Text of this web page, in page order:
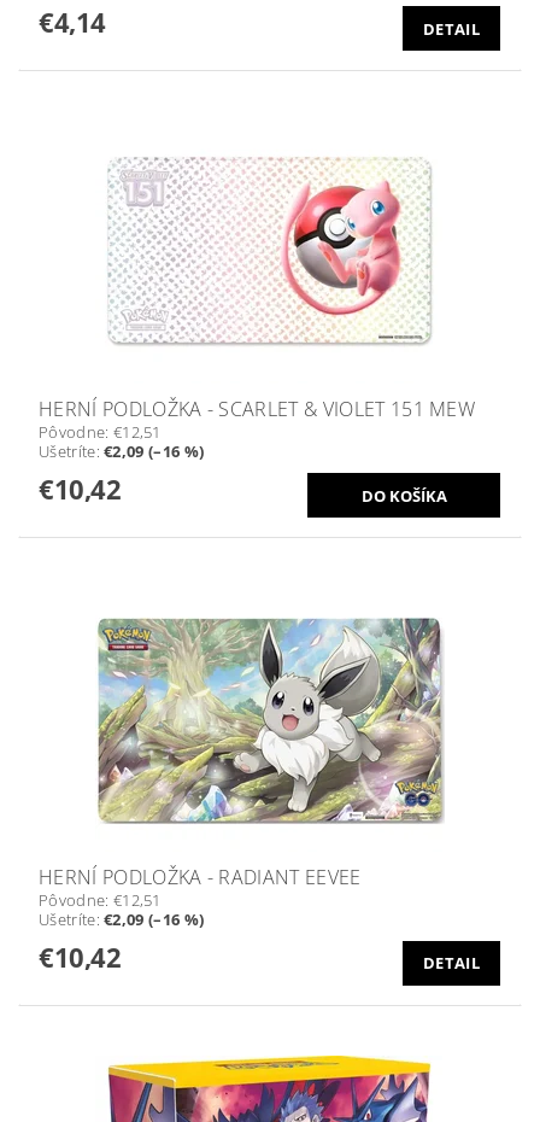
€4,14 DETAIL
HERNÍ PODLOŽKA - SCARLET & VIOLET 151 MEW
Pôvodne: €12,51
Ušetríte:€2,09 (–16 %)
€10,42
HERNÍ PODLOŽKA - RADIANT EEVEE
Pôvodne: €12,51
Ušetríte:€2,09 (–16 %)
€10,42 DETAIL